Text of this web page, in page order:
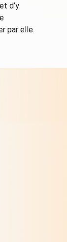
d’y
par elle